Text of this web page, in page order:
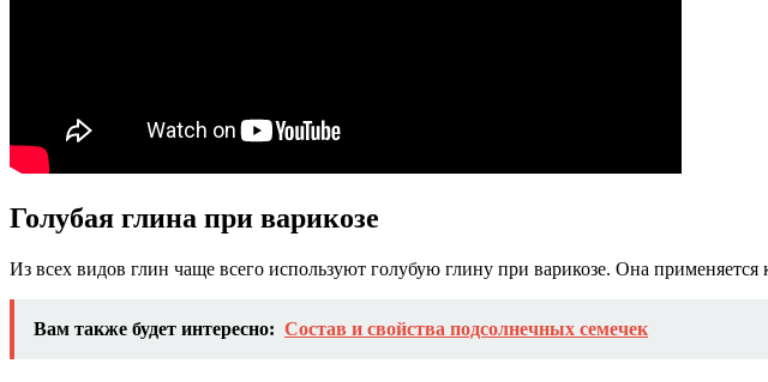
Голубая глина при варикозе
Из всех видов глин чаще всего используют голубую глину при варикозе. Она
Вам также будет интересно: Состав и свойства подсолнечных семечек